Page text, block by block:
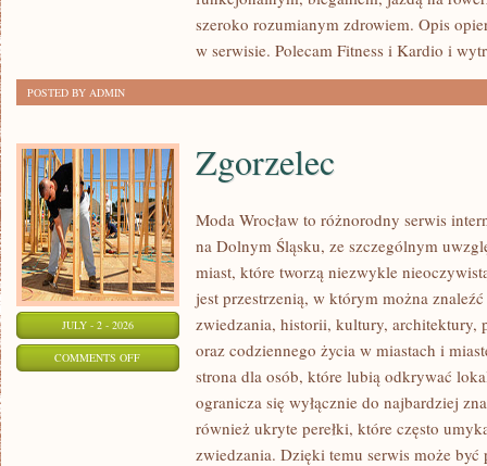
szeroko rozumianym zdrowiem. Opis
w serwisie. Polecam Fitness i Kardio i
POSTED BY ADMIN
JULY - 2 - 2026
COMMENTS OFFON
ZGORZELEC
Zgorzelec
Moda Wrocław to różnorodny serwis
na Dolnym Śląsku, ze szczególnym
miast, które tworzą niezwykle
jest przestrzenią, w którym można
zwiedzania, historii, kultury, architektury,
oraz codziennego życia w miastach i
strona dla osób, które lubią odkrywać
ogranicza się wyłącznie do najbardziej
również ukryte perełki, które często
zwiedzania. Dzięki temu serwis może